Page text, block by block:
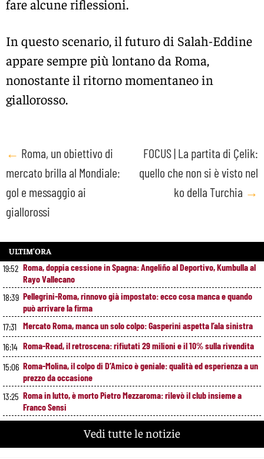
fare alcune riflessioni.
In questo scenario, il futuro di Salah-Eddine
appare sempre più lontano da Roma,
nonostante il ritorno momentaneo in
giallorosso.
Post
navigation
← Roma, un obiettivo di
mercato brilla al Mondiale:
gol e messaggio ai
giallorossi
FOCUS | La partita di Çelik:
quello che non si è visto nel
ko della Turchia →
ULTIM’ORA
19:52 Roma, doppia cessione in Spagna: Angeliño al Deportivo, Kumbulla al
Rayo Vallecano
18:39 Pellegrini-Roma, rinnovo già impostato: ecco cosa manca e quando
può arrivare la firma
17:31 Mercato Roma, manca un solo colpo: Gasperini aspetta l’ala sinistra
16:14 Roma-Read, il retroscena: rifiutati 29 milioni e il 10% sulla rivendita
15:06 Roma-Molina, il colpo di D’Amico è geniale: qualità ed esperienza a un
prezzo da occasione
13:25 Roma in lutto, è morto Pietro Mezzaroma: rilevò il club insieme a
Franco Sensi
Roma, segnali di crescita contro il Newport: cosa ha funzionato e
cosa va ancora miglioratoVedi tutte le notizie